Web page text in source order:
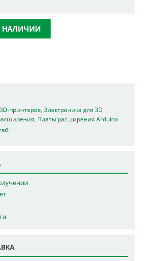
НАЛИЧИИ
принтеров Электроника для 3D
Платы расширения Arduino